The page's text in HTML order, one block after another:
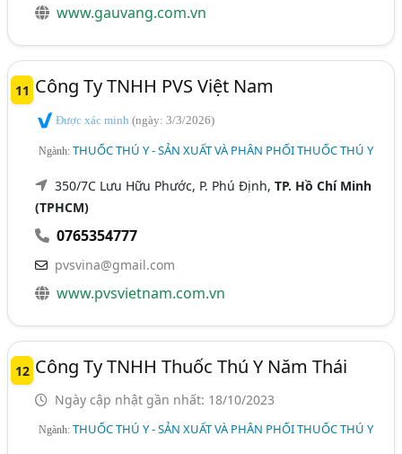
www.gauvang.com.vn
11 Công Ty TNHH PVS Việt Nam
Được xác minh(ngày: 3/3/2026)
Ngành:THUỐC THÚ Y - SẢN XUẤT VÀ PHÂN PHỐI THUỐC THÚ Y
350/7C Lưu Hữu Phước, P. Phú Định,TP. Hồ Chí Minh
(TPHCM)
0765354777
pvsvina@gmail.com
www.pvsvietnam.com.vn
12 Công Ty TNHH Thuốc Thú Y Năm Thái
Ngày cập nhật gần nhất: 18/10/2023
Ngành:THUỐC THÚ Y - SẢN XUẤT VÀ PHÂN PHỐI THUỐC THÚ Y